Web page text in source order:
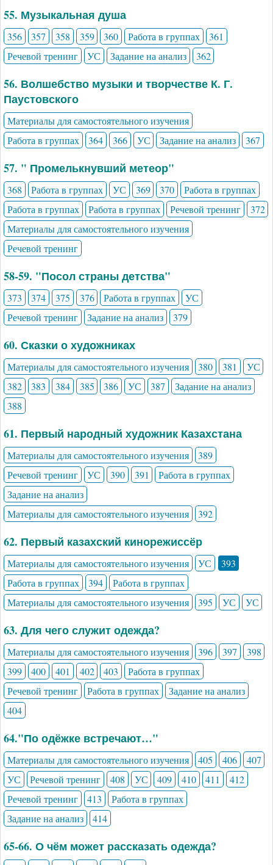
55. Музыкальная душа
356 357 358 359 360 Работа в группах
361
Речевой тренинг
УС Задание на анализ 362
56. Волшебство музыки и творчестве К. Г.
Паустовского
Материалы для самостоятельного изучения
Работа в группах
364 366 УС Задание на анализ 367
57. " Промелькнувший метеор"
368 Работа в группах УС 369 370
Работа в группах
Работа в группах
Работа в группах Речевой тренинг
372
Материалы для самостоятельного изучения
Речевой тренинг
58-59. "Посол страны детства"
373 374 375 376 Работа в группах
УС
Речевой тренинг
Задание на анализ 379
60. Сказки о художниках
Материалы для самостоятельного изучения 380 381
УС
382
383 384 385 386 УС 387
Задание на анализ
388
61. Первый народный художник Казахстана
Материалы для самостоятельного изучения
389
Речевой тренинг
УС 390 391
Работа в группах
Задание на анализ
Материалы для самостоятельного изучения
392
62. Первый казахский кинорежиссёр
Материалы для самостоятельного изучения УС
393
Работа в группах
394
Работа в группах
Материалы для самостоятельного изучения
395 УС УС
63. Для чего служит одежда?
Материалы для самостоятельного изучения 396 397
398
399
400 401 402 403
Работа в группах
Речевой тренинг
Работа в группах
Задание на анализ
404
64."По одёжке встречают…"
Материалы для самостоятельного изучения 405 406
407
УС
Речевой тренинг 408 УС 409 410 411
412
Речевой тренинг
413
Работа в группах
Задание на анализ
414
65-66. О чём может рассказать одежда?